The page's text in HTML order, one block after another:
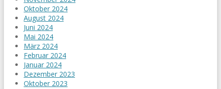
Oktober 2024
August 2024
Juni 2024
Mai 2024
März 2024
Februar 2024
Januar 2024
Dezember 2023
Oktober 2023